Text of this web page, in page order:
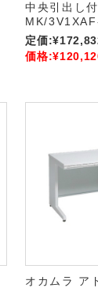
中央引出し
MK/
定価:
価格:
オカムラ ア